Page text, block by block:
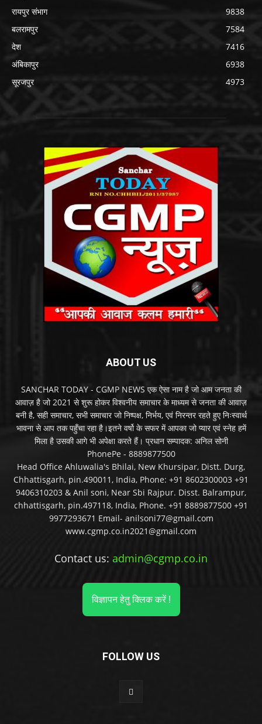
रायपुर संभाग
9838
बलरामपुर
7584
देश
7416
अंबिकापुर
6938
सूरजपुर
4973
ABOUT US
SANCHAR TODAY - CGMP NEWS एक ऐसा नाम है जो आम जनता की
आवाज़ है जो 2021 से शुरू होकर विश्वनीय समाचार के माध्यम से जनता की आवाज़
बनी है, सही समाचार, सभी समाचार जो निष्पक्ष, निर्भय, एवं निरन्तर रहते हुए निःस्वार्थ
भावना से आप तक पहुँचा रहा है।इतने वर्षो के सफर में आपका जो प्यार एवं स्नेह हमें
मिला है उसकी आगे भी अपेक्षा करते हैं। प्रधान सम्पादक: अनिल सोनी
PhonePe - 8889877500
Head Office Ahluwalia's Bhilai, New Khursipar, Distt. Durg,
Chhattisgarh, pin.490011, India, Phone: +91 8602300003 +91
9406310203 & Anil soni, Near Sbi Rajpur. Disst. Balrampur,
chhattisgarh, pin.497118, India, Phone. +91 8889877500 +91
9977293671 Email- anilsoni77@gmail.com
www.cgmp.co.in2021@gmail.com
Contact us: admin@cgmp.co.in
विज्ञापन हेतु क्लिक करें !
FOLLOW US